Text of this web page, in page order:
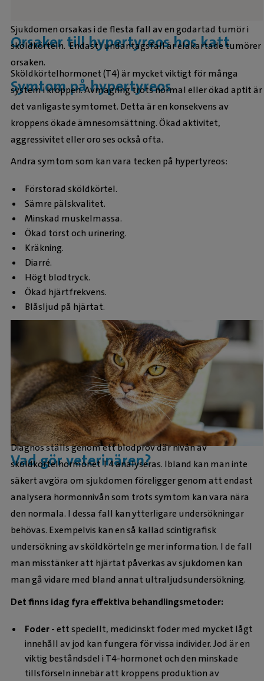
Orsaker till hypertyreos hos katt
Sjukdomen orsakas i de flesta fall av en godartad tumör i
sköldkörteln. Endast i undantagsfall är elakartade tumörer
orsaken.
Symtom på hypertyreos
Sköldkörtelhormonet (T4) är mycket viktigt för många
system i kroppen. Avmagring trots normal eller ökad aptit är
det vanligaste symtomet. Detta är en konsekvens av
kroppens ökade ämnesomsättning. Ökad aktivitet,
aggressivitet eller oro ses också ofta.
Andra symtom som kan vara tecken på hypertyreos:
Förstorad sköldkörtel.
Sämre pälskvalitet.
Minskad muskelmassa.
Ökad törst och urinering.
Kräkning.
Diarré.
Högt blodtryck.
Ökad hjärtfrekvens.
Blåsljud på hjärtat.
Vad gör veterinären?
Diagnos ställs genom ett blodprov där nivån av
sköldkörtelhormonet T4 analyseras. Ibland kan man inte
säkert avgöra om sjukdomen föreligger genom att endast
analysera hormonnivån som trots symtom kan vara nära
den normala. I dessa fall kan ytterligare undersökningar
behövas. Exempelvis kan en så kallad scintigrafisk
undersökning av sköldkörteln ge mer information. I de fall
man misstänker att hjärtat påverkas av sjukdomen kan
man gå vidare med bland annat ultraljudsundersökning.
Det finns idag fyra effektiva behandlingsmetoder:
Foder- ett speciellt, medicinskt foder med mycket lågt
innehåll av jod kan fungera för vissa individer. Jod är en
viktig beståndsdel i T4-hormonet och den minskade
tillsförseln innebär att kroppens produktion av